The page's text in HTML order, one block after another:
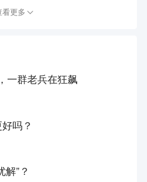
看更多
一群老兵在狂飙
吗？
”？